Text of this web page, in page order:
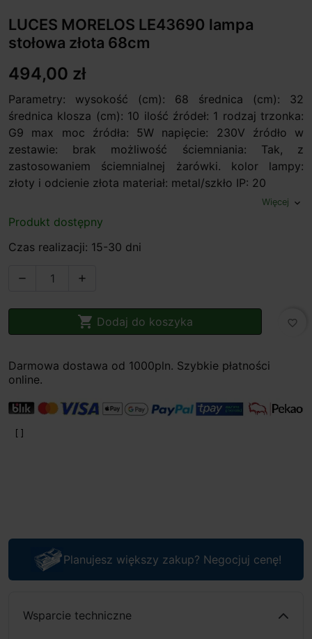
LUCES MORELOS LE43690 lampa
stołowa złota 68cm
494,00 zł
Parametry: wysokość (cm): 68 średnica (cm): 32
średnica klosza (cm): 10 ilość źródeł: 1 rodzaj trzonka:
G9 max moc źródła: 5W napięcie: 230V źródło w
zestawie: brak możliwość ściemniania: Tak, z
zastosowaniem ściemnialnej żarówki. kolor lampy:
złoty i odcienie złota materiał: metal/szkło IP: 20
Więcej expand_more
Produkt dostępny
Czas realizacji: 15-30 dni
 
 Dodaj do koszyka favorite_border
Darmowa dostawa od 1000pln. Szybkie płatności
online.
Planujesz większy zakup? Negocjuj cenę!
Wsparcie techniczne